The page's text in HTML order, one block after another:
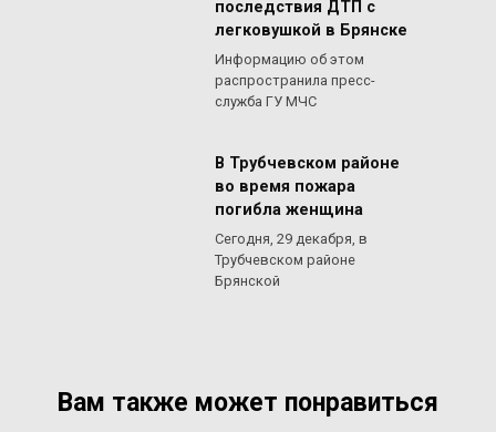
последствия ДТП с
легковушкой в Брянске
Информацию об этом
распространила пресс-
служба ГУ МЧС
В Трубчевском районе
во время пожара
погибла женщина
Сегодня, 29 декабря, в
Трубчевском районе
Брянской
Вам также может понравиться